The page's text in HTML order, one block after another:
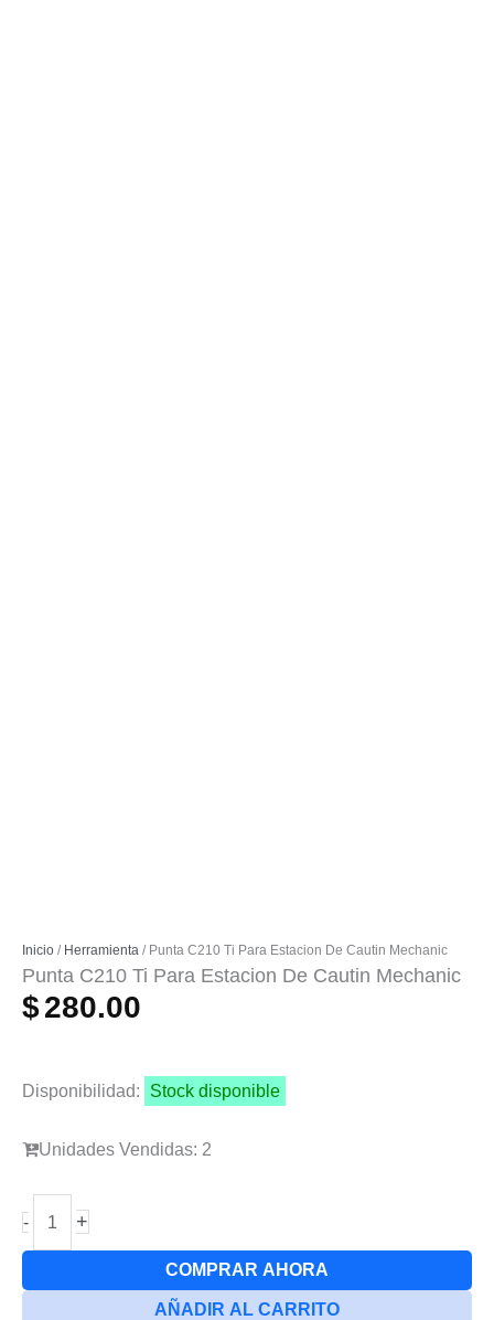
Inicio / Herramienta / Punta C210 Ti Para Estacion De Cautin Mechanic
Punta C210 Ti Para Estacion De Cautin Mechanic
$280.00
Disponibilidad: Stock disponible
Unidades Vendidas: 2
-
Punta
C210
Para
+
COMPRAR AHORA
AÑADIR AL CARRITO